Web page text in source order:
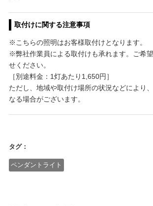
取付けに関する注意事項
※こちらの照明はお客様取付けとなります。
※弊社作業員による取付けも承れます。ご希
せください。
［別途料金：1灯あたり1,650円］
ただし、地域や取付け場所の状況などにより
なる場合がございます。
タグ：
ペンダントライト